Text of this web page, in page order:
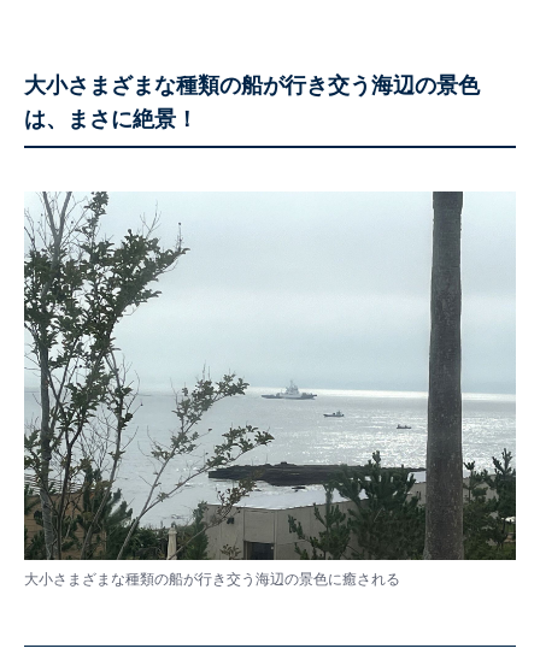
大小さまざまな種類の船が行き交う海辺の景色
は、まさに絶景！
大小さまざまな種類の船が行き交う海辺の景色に癒される